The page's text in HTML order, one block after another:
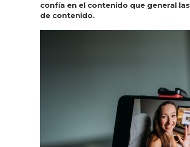
confía en el contenido que general
de contenido.